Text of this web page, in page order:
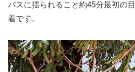
バスに揺られること約45分最初の
着です。